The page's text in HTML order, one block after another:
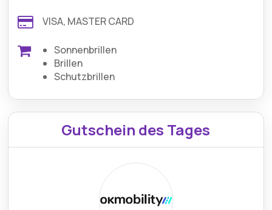
VISA, MASTER CARD
Sonnenbrillen
Brillen
Schutzbrillen
Gutschein des Tages